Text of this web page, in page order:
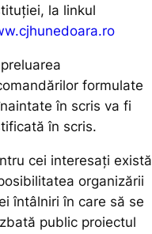
la linkul
formulate
în scris va fi
în scris.
cei interesaţi există
organizării
întâlniri în care să se
public proiectul